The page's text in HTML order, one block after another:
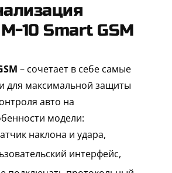
10 Smart GSM
– cочетает в себе самые
для максимальной защиты
авто на
модели:
наклона и удара,
интерфейс,